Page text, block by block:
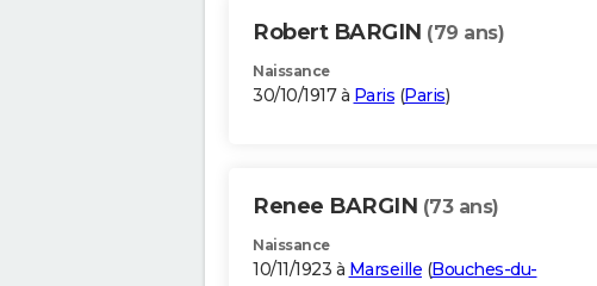
Robert BARGIN (79 ans)
Naissance
30/10/1917 à Paris (Paris)
Renee BARGIN (73 ans)
Naissance
10/11/1923 à Marseille (Bouches-du-